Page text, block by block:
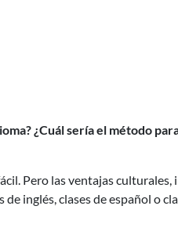
¿Cuál sería el método
Pero las ventajas
inglés, clases de español o